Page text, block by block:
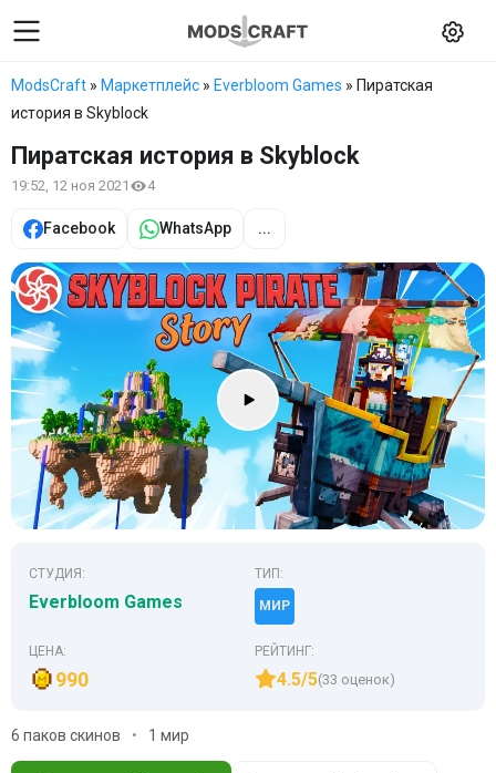
ModsCraft » Маркетплейс » Everbloom Games » Пиратская
история в Skyblock
Пиратская история в Skyblock
19:52, 12 ноя 2021 4
Facebook WhatsApp ...
СТУДИЯ:
Everbloom Games
ТИП:
МИР
ЦЕНА:
990
РЕЙТИНГ:
4.5/5(33 оценок)
6 паков скинов 1 мир